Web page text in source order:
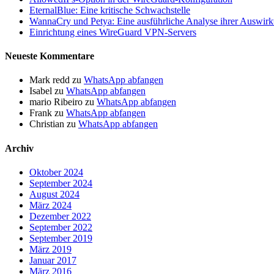
EternalBlue: Eine kritische Schwachstelle
WannaCry und Petya: Eine ausführliche Analyse ihrer
Einrichtung eines WireGuard VPN-Servers
Neueste Kommentare
Mark redd zu WhatsApp abfangen
Isabel zu WhatsApp abfangen
mario Ribeiro zu WhatsApp abfangen
Frank zu WhatsApp abfangen
Christian zu WhatsApp abfangen
Archiv
Oktober 2024
September 2024
August 2024
März 2024
Dezember 2022
September 2022
September 2019
März 2019
Januar 2017
März 2016